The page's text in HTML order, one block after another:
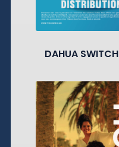
DAHUA SWITCH